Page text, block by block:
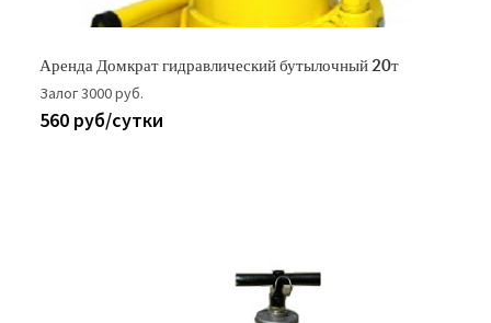
Аренда Домкрат гидравлический бутылочный 20т
Залог 3000 руб.
560 руб/сутки